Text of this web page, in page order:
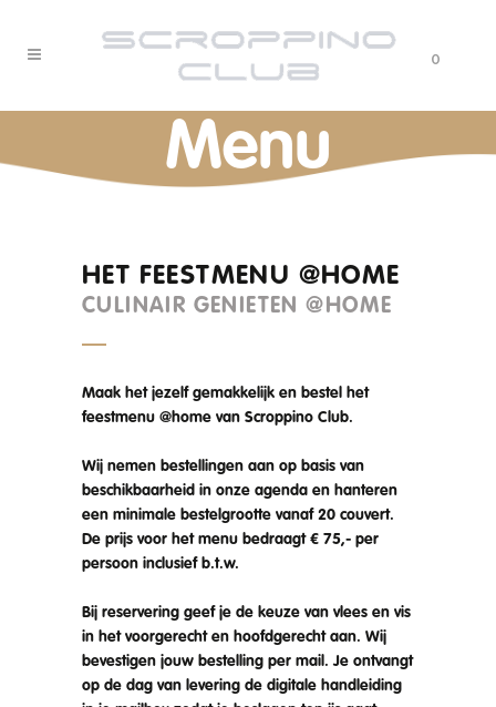
0
Menu
HET FEESTMENU @HOME
CULINAIR GENIETEN @HOME
Maak het jezelf gemakkelijk en bestel het
feestmenu @home van Scroppino Club.
Wij nemen bestellingen aan op basis van
beschikbaarheid in onze agenda en hanteren
een minimale bestelgrootte vanaf 20 couvert.
De prijs voor het menu bedraagt € 75,- per
persoon inclusief b.t.w.
Bij reservering geef je de keuze van vlees en vis
in het voorgerecht en hoofdgerecht aan. Wij
bevestigen jouw bestelling per mail. Je ontvangt
op de dag van levering de digitale handleiding